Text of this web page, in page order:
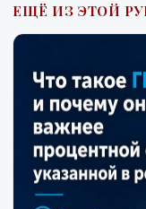
ЕЩЁ ИЗ ЭТОЙ